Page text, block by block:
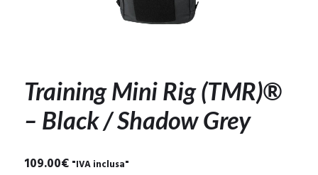
Training Mini Rig (TMR)®
– Black / Shadow Grey
109.00€ "IVA inclusa"